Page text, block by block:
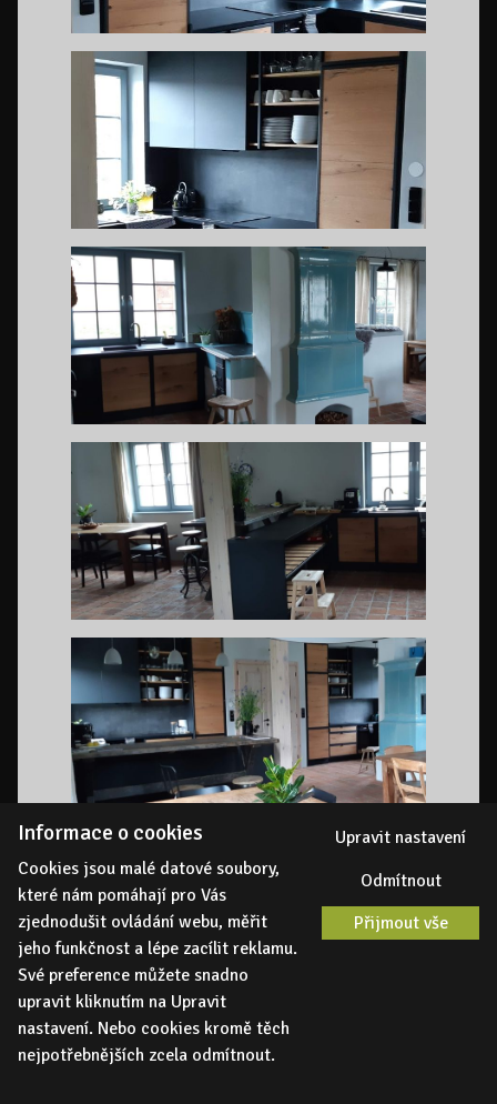
Informace o cookies
Cookies jsou malé datové soubory,
které nám pomáhají pro Vás
zjednodušit ovládání webu, měřit
jeho funkčnost a lépe zacílit reklamu.
Své preference můžete snadno
upravit kliknutím na Upravit
nastavení. Nebo cookies kromě těch
nejpotřebnějších zcela odmítnout.
Upravit nastavení
Odmítnout
Přijmout vše